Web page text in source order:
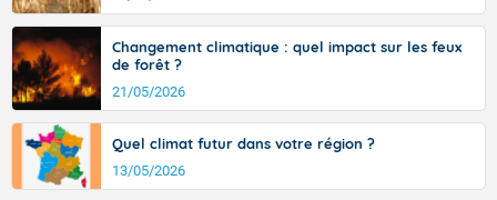
Changement climatique : quel impact sur les feux
de forêt ?
21/05/2026
Quel climat futur dans votre région ?
13/05/2026